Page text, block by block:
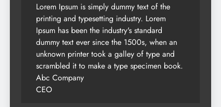
Lorem Ipsum is simply dummy text of the
printing and typesetting industry. Lorem
Ipsum has been the industry's standard
dummy text ever since the 1500s, when an
unknown printer took a galley of type and
scrambled it to make a type specimen book.
Abc Company
CEO